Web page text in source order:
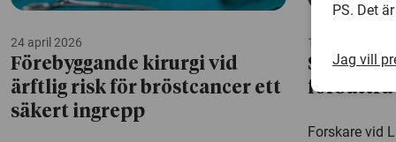
24 april 2026
Förebyggande kirurgi vid
ärftlig risk för bröstcancer ett
säkert ingrepp
14 april 2026
förbättra
Forskare vid
PS. Det
Jag vill